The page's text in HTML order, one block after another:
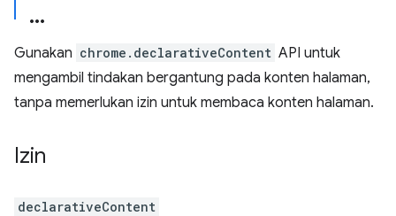
Gunakan chrome.declarativeContent API untuk
mengambil tindakan bergantung pada konten halaman,
tanpa memerlukan izin untuk membaca konten halaman.
Izin
declarativeContent